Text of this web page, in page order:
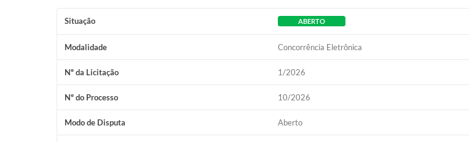
Situação ABERTO
Modalidade Concorrência Eletrônica
Nº da Licitação 1/2026
Nº do Processo 10/2026
Modo de Disputa Aberto